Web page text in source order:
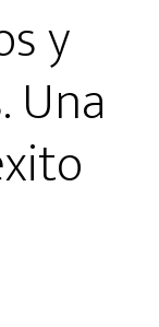
y
Una